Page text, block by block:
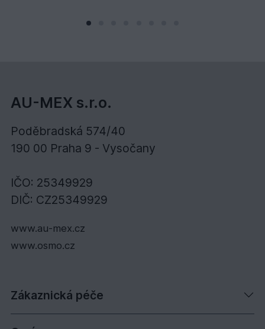
AU-MEX s.r.o.
Poděbradská 574/40
190 00 Praha 9 - Vysočany
IČO: 25349929
DIČ: CZ25349929
www.au-mex.cz
www.osmo.cz
Zákaznická péče